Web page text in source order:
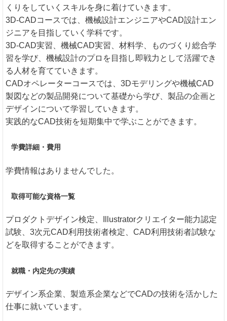
くりをしていくスキルを身に着けていきます。
3D-CADコースでは、機械設計エンジニアやCAD設計エン
ジニアを目指していく学科です。
3D-CAD実習、機械CAD実習、材料学、ものづくり総合学
習を学び、機械設計のプロを目指し即戦力として活躍でき
る人材を育てていきます。
CADオペレーターコースでは、3Dモデリングや機械CAD
製図などの製品開発について基礎から学び、製品の企画と
デザインについて学習していきます。
実践的なCAD技術を短期集中で学ぶことができます。
学費詳細・費用
学費情報はありませんでした。
取得可能な資格一覧
プロダクトデザイン検定、Illustratorクリエイター能力認定
試験、3次元CAD利用技術者検定、CAD利用技術者試験な
どを取得することができます。
就職・内定先の実績
デザイン系企業、製造系企業などでCADの技術を活かした
仕事に就いています。